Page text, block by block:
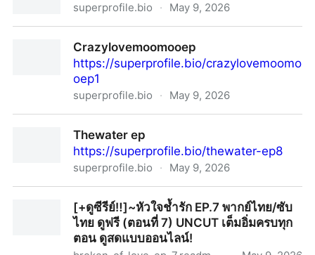
superprofile.bio · May 9, 2026
Crazylovemoomooep
https://superprofile.bio/crazylovemoomo
oep1
superprofile.bio · May 9, 2026
Thewater ep
https://superprofile.bio/thewater-ep8
superprofile.bio · May 9, 2026
[+ดูซีรีย์‼️]~หัวใจช้ำรัก EP.7 พากย์ไทย/ซับ
ไทย ดูฟรี (ตอนที่ 7) UNCUT เต็มอิ่มครบทุก
ตอน ดูสดแบบออนไลน์!